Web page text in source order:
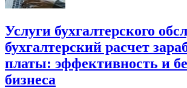
Услуги бухгалтерского
бухгалтерский расчет
платы: эффективность и
бизнеса